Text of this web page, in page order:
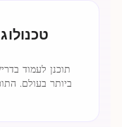
תוכנן לעמוד
ביותר בעולם.